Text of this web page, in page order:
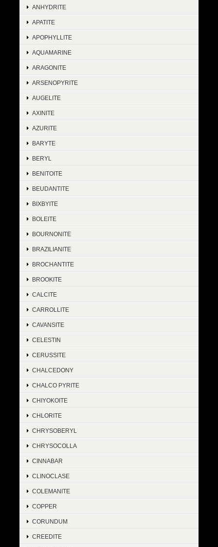
ANHYDRITE
APATITE
APOPHYLLITE
AQUAMARINE
ARAGONITE
ARSENOPYRITE
AUGELITE
AXINITE
AZURITE
BARYTE
BERYL
BENITOITE
BEUDANTITE
BIXBYITE
BOLEITE
BOURNONITE
BRAZILIANITE
BROCHANTITE
BROOKITE
CALCITE
CARROLLITE
CAVANSITE
CELESTIN
CERUSSITE
CHALCEDONY
CHALCO PYRITE
CHIYOKOITE
CHLORITE
CHRYSOBERYL
CHRYSOCOLLA
CINNABAR
CLINOCLASE
COLEMANITE
COPPER
CORUNDUM
CREEDITE